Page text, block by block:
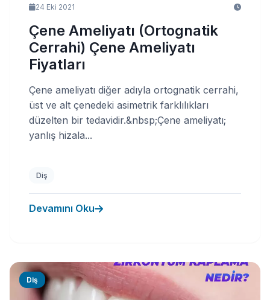
24 Eki 2021
Çene Ameliyatı (Ortognatik
Cerrahi) Çene Ameliyatı
Fiyatları
Çene ameliyatı diğer adıyla ortognatik cerrahi,
üst ve alt çenedeki asimetrik farklılıkları
düzelten bir tedavidir.&nbsp;Çene ameliyatı;
yanlış hizala...
Diş
Devamını Oku
Diş